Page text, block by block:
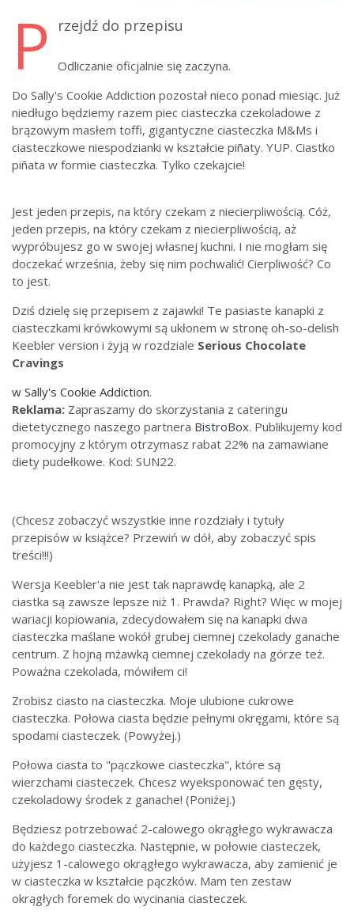
P rzejdź do przepisu
Odliczanie oficjalnie się zaczyna.
Do Sally's Cookie Addiction pozostał nieco ponad miesiąc. Już
niedługo będziemy razem piec ciasteczka czekoladowe z
brązowym masłem toffi, gigantyczne ciasteczka M&Ms i
ciasteczkowe niespodzianki w kształcie piñaty. YUP. Ciastko
piñata w formie ciasteczka. Tylko czekajcie!
Jest jeden przepis, na który czekam z niecierpliwością. Cóż,
jeden przepis, na który czekam z niecierpliwością, aż
wypróbujesz go w swojej własnej kuchni. I nie mogłam się
doczekać września, żeby się nim pochwalić! Cierpliwość? Co
to jest.
Dziś dzielę się przepisem z zajawki! Te pasiaste kanapki z
ciasteczkami krówkowymi są ukłonem w stronę oh-so-delish
Keebler version i żyją w rozdziale Serious Chocolate
Cravings
w Sally's Cookie Addiction.
Reklama: Zapraszamy do skorzystania z cateringu
dietetycznego naszego partnera BistroBox. Publikujemy kod
promocyjny z którym otrzymasz rabat 22% na zamawiane
diety pudełkowe. Kod: SUN22.
(Chcesz zobaczyć wszystkie inne rozdziały i tytuły
przepisów w książce? Przewiń w dół, aby zobaczyć spis
treści!!!)
Wersja Keebler'a nie jest tak naprawdę kanapką, ale 2
ciastka są zawsze lepsze niż 1. Prawda? Right? Więc w mojej
wariacji kopiowania, zdecydowałem się na kanapki dwa
ciasteczka maślane wokół grubej ciemnej czekolady ganache
centrum. Z hojną mżawką ciemnej czekolady na górze też.
Poważna czekolada, mówiłem ci!
Zrobisz ciasto na ciasteczka. Moje ulubione cukrowe
ciasteczka. Połowa ciasta będzie pełnymi okręgami, które są
spodami ciasteczek. (Powyżej.)
Połowa ciasta to "pączkowe ciasteczka", które są
wierzchami ciasteczek. Chcesz wyeksponować ten gęsty,
czekoladowy środek z ganache! (Poniżej.)
Będziesz potrzebować 2-calowego okrągłego wykrawacza
do każdego ciasteczka. Następnie, w połowie ciasteczek,
użyjesz 1-calowego okrągłego wykrawacza, aby zamienić je
w ciasteczka w kształcie pączków. Mam ten zestaw
okrągłych foremek do wycinania ciasteczek.